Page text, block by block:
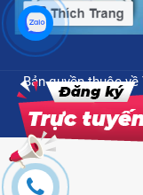
Bản quyền thuộc
Nội -